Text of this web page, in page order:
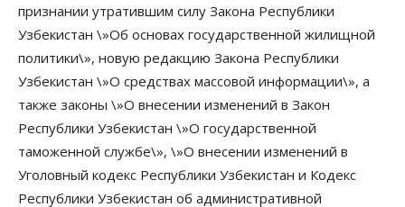
признании утратившим силу Закона Республики
Узбекистан \»Об основах государственной жилищной
политики\», новую редакцию Закона Республики
Узбекистан \»О средствах массовой информации\», а
также законы \»О внесении изменений в Закон
Республики Узбекистан \»О государственной
таможенной службе\», \»О внесении изменений в
Уголовный кодекс Республики Узбекистан и Кодекс
Республики Узбекистан об административной